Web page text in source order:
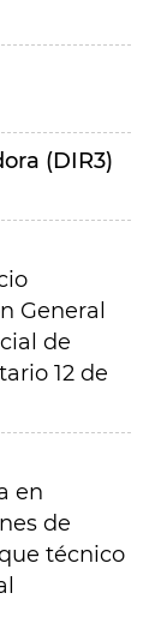
(DIR3)
General
de
12 de
en
de
técnico